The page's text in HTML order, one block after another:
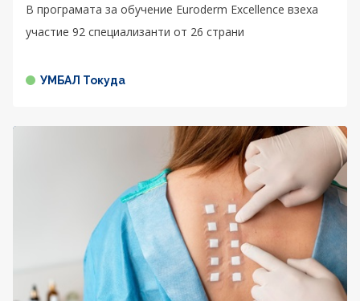
В програмата за обучение Euroderm Excellence взеха
участие 92 специализанти от 26 страни
УМБАЛ Токуда